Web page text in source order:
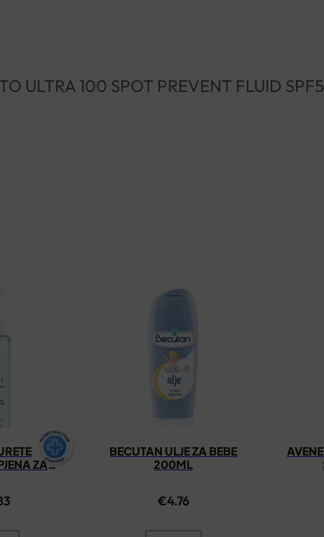
ULTRA 100 SPOT PREVENT FLUID
ZA
BECUTAN ULJE ZA BEBE
200ML
€4.76